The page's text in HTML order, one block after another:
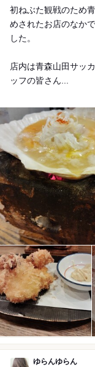
初ねぶた観戦のため
めされたお店のなか
した。
店内は青森山田サッ
ッフの皆さん...
ゆらんゆらん